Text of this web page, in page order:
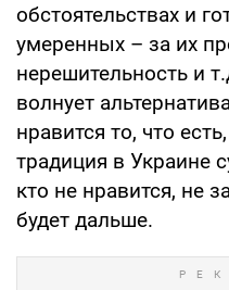
обстоятельствах и
умеренных – за их
нерешительность и
волнует
нравится то, что
традиция в Украине
кто не нравится, не
будет дальше.